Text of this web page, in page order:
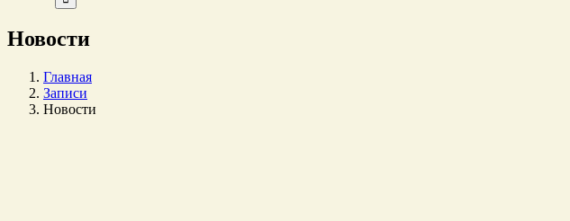
Новости
Главная
Записи
Новости